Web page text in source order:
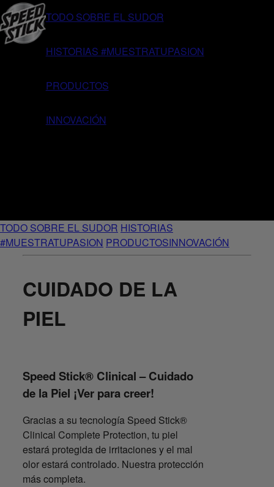
TODO SOBRE EL SUDOR
HISTORIAS #MUESTRATUPASION
PRODUCTOS
INNOVACIÓN
TODO SOBRE EL SUDOR HISTORIAS
#MUESTRATUPASION PRODUCTOSINNOVACIÓN
CUIDADO DE LA
PIEL
Speed Stick® Clinical – Cuidado
de la Piel ¡Ver para creer!
Gracias a su tecnología Speed Stick®
Clinical Complete Protection, tu piel
estará protegida de irritaciones y el mal
olor estará controlado. Nuestra protección
más completa.